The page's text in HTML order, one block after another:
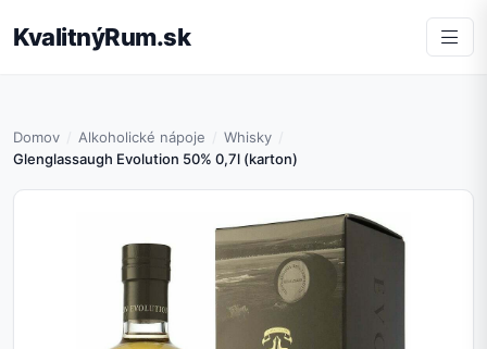
KvalitnýRum.sk
Domov Alkoholické nápoje
Whisky
Glenglassaugh Evolution 50% 0,7l (karton)